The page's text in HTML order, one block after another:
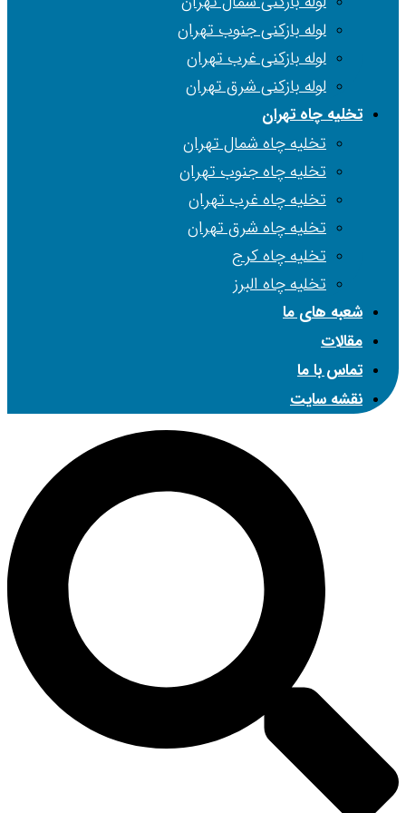
لوله بازکنی جنوب تهران
لوله بازکنی غرب تهران
لوله بازکنی شرق تهران
تخلیه چاه تهران
تخلیه چاه شمال تهران
تخلیه چاه جنوب تهران
تخلیه چاه غرب تهران
تخلیه چاه شرق تهران
تخلیه چاه کرج
تخلیه چاه البرز
شعبه های ما
مقالات
تماس با ما
نقشه سایت